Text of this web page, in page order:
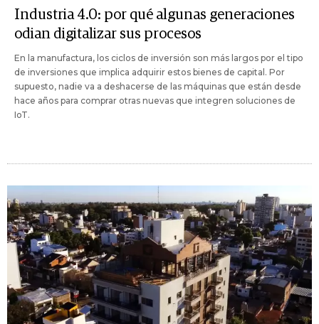
Industria 4.0: por qué algunas generaciones
odian digitalizar sus procesos
En la manufactura, los ciclos de inversión son más largos por el tipo
de inversiones que implica adquirir estos bienes de capital. Por
supuesto, nadie va a deshacerse de las máquinas que están desde
hace años para comprar otras nuevas que integren soluciones de
IoT.